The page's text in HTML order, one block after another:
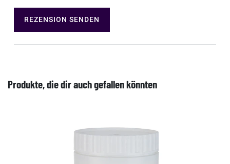
REZENSION SENDEN
Produkte, die dir auch gefallen könnten